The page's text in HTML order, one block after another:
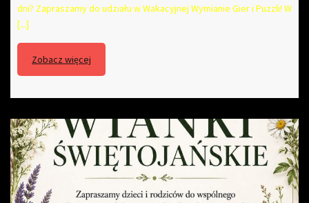
dni? Zapraszamy do udziału w Wakacyjnej Wymianie Gier i Puzzli! W
[...]
Zobacz więcej